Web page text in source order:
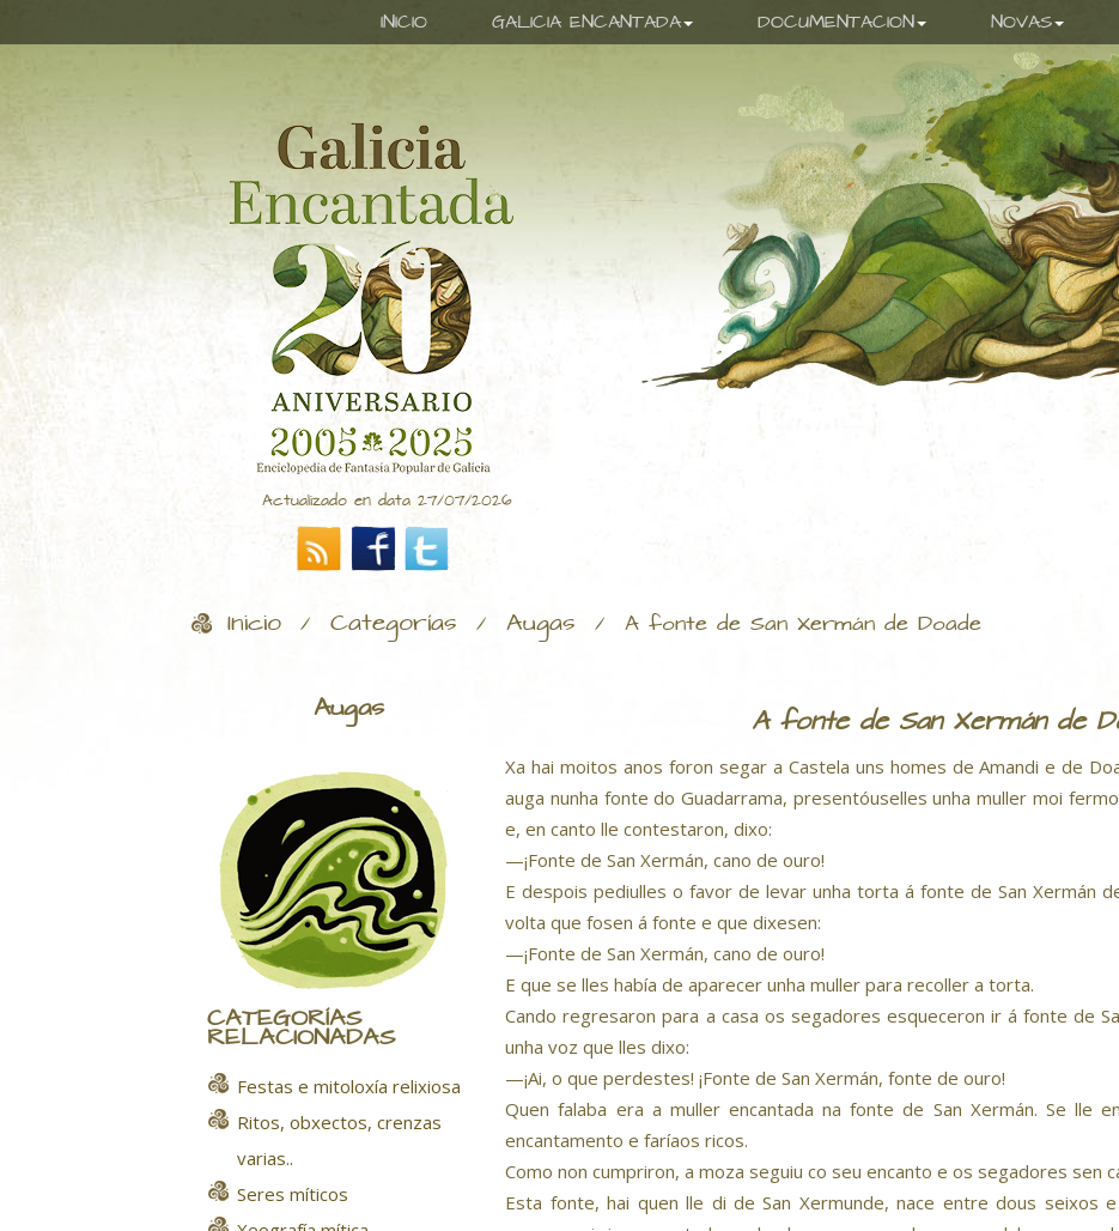
INICIO GALICIA ENCANTADA DOCUMENTACION NOVAS
Actualizado en data 27/07/2026
Inicio / Categorías / Augas / A fonte de San Xermán de Doade
Augas
CATEGORÍAS
RELACIONADAS
Festas e mitoloxía relixiosa
Ritos, obxectos, crenzas
varias..
Seres míticos
A fonte de San Xermán de
Xa hai moitos anos foron segar a Castela uns homes de Amandi e de
auga nunha fonte do Guadarrama, presentóuselles unha muller moi
e, en canto lle contestaron, dixo:
—¡Fonte de San Xermán, cano de ouro!
E despois pediulles o favor de levar unha torta á fonte de San Xermán
volta que fosen á fonte e que dixesen:
—¡Fonte de San Xermán, cano de ouro!
E que se lles había de aparecer unha muller para recoller a torta.
Cando regresaron para a casa os segadores esqueceron ir á fonte de
unha voz que lles dixo:
—¡Ai, o que perdestes! ¡Fonte de San Xermán, fonte de ouro!
Quen falaba era a muller encantada na fonte de San Xermán. Se lle
encantamento e faríaos ricos.
Como non cumpriron, a moza seguiu co seu encanto e os segadores sen
Esta fonte, hai quen lle di de San Xermunde, nace entre dous seixos